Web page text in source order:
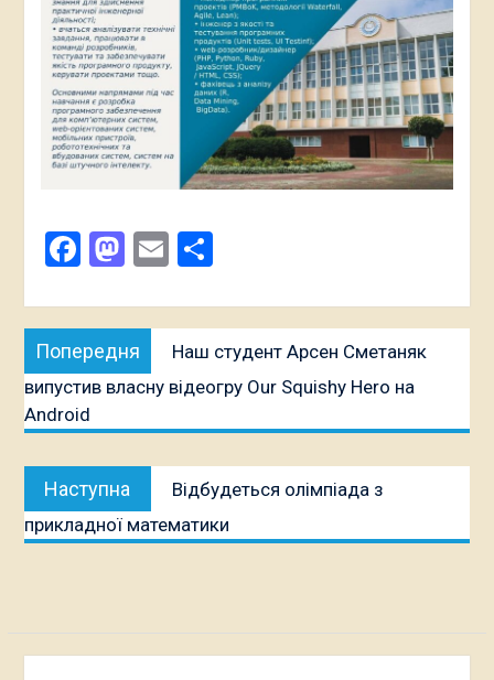
Facebook
Mastodon
EmailПоділитися
Навігація
записів
Попередня
публікація:
Наш студент Арсен Сметаняк
випустив власну відеогру Our Squishy Hero на
Android
Наступна
Наступна
публікація:
Відбудеться олімпіада з
прикладної математики